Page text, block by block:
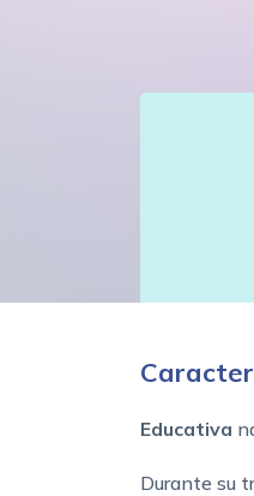
Educativa
Durante su